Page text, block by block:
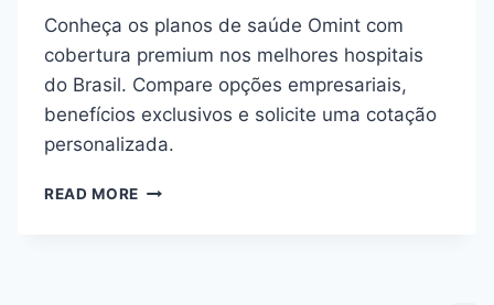
Conheça os planos de saúde Omint com
cobertura premium nos melhores hospitais
do Brasil. Compare opções empresariais,
benefícios exclusivos e solicite uma cotação
personalizada.
READ MORE OMINT